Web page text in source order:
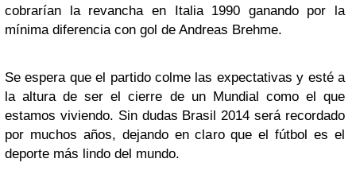
cobrarían la revancha en Italia 1990 ganando por la
mínima diferencia con gol de Andreas Brehme.
Se espera que el partido colme las expectativas y esté a
la altura de ser el cierre de un Mundial como el que
estamos viviendo. Sin dudas Brasil 2014 será recordado
por muchos años, dejando en claro que el fútbol es el
deporte más lindo del mundo.